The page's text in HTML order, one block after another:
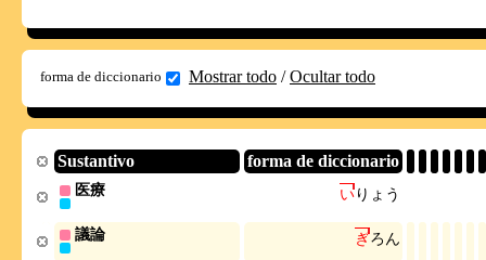
forma de diccionario Mostrar todo /Ocultar todo
Sustantivo forma de diccionario
医療 いり ょ う
議論 ぎろ ん